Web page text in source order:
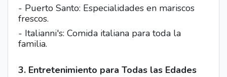
- Puerto Santo: Especialidades en mariscos
frescos.
- Italianni's: Comida italiana para toda la
familia.
3. Entretenimiento para Todas las Edades